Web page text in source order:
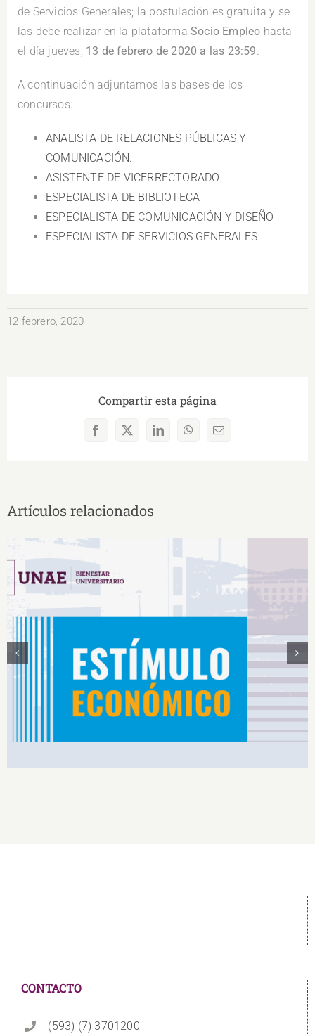
de Servicios Generales; la postulación es gratuita y se
las debe realizar en la plataforma Socio Empleo hasta
el día jueves, 13 de febrero de 2020 a las 23:59.
A continuación adjuntamos las bases de los
concursos:
ANALISTA DE RELACIONES PÚBLICAS Y
COMUNICACIÓN.
ASISTENTE DE VICERRECTORADO
ESPECIALISTA DE BIBLIOTECA
ESPECIALISTA DE COMUNICACIÓN Y DISEÑO
ESPECIALISTA DE SERVICIOS GENERALES
12 febrero, 2020
Compartir esta página
Facebook
X LinkedInWhatsAppCorreo
Artículos relacionados
Estímulos Económicos para Deportistas de Alto
Rendimiento IS2026
CONTACTO
(593) (7) 3701200